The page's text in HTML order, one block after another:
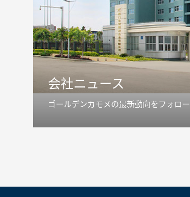
会社ニュース
ゴールデンカモメの最新動向をフォロー